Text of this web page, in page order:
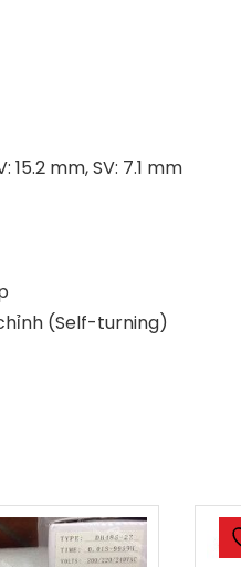
mm, SV: 7.1 mm
(Self-turning)